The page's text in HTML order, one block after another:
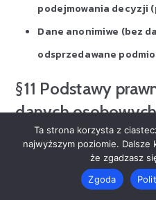
podejmowania decyzji
Dane anonimiwe (bez
odsprzedawane
§11 Podstawy
danych
Serwis gromadzi i
na podstawie:
Rozporządzenia
Ta strona korzysta z
najwyższym poziomie.
że zgadzasz
Zgoda